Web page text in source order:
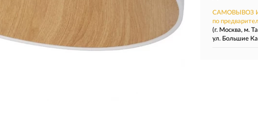
САМОВЫВОЗ
по
(г. Москва, м.
ул. Большие